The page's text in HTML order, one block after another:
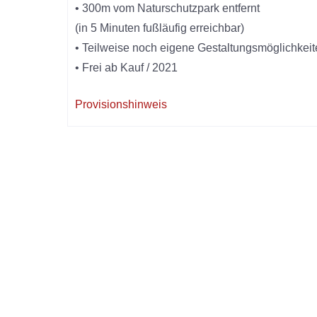
• 300m vom Naturschutzpark entfernt
(in 5 Minuten fußläufig erreichbar)
• Teilweise noch eigene
• Frei ab Kauf / 2021
Provisionshinweis